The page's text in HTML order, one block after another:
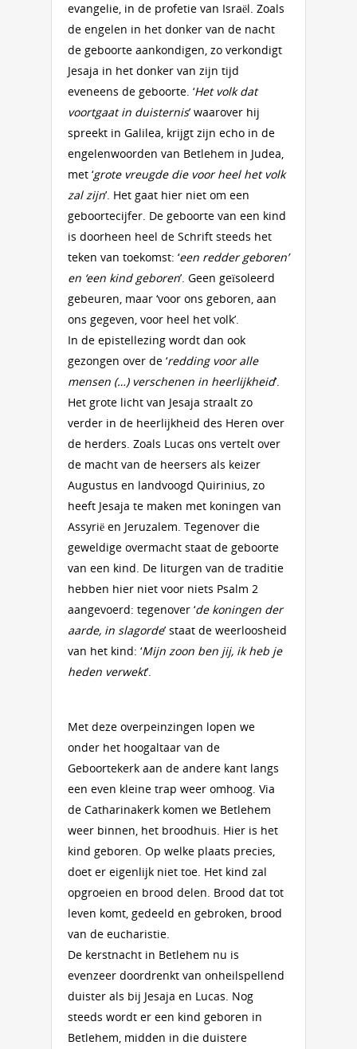
evangelie, in de profetie van Israël. Zoals
de engelen in het donker van de nacht
de geboorte aankondigen, zo verkondigt
Jesaja in het donker van zijn tijd
eveneens de geboorte. ‘Het volk dat
voortgaat in duisternis’ waarover hij
spreekt in Galilea, krijgt zijn echo in de
engelenwoorden van Betlehem in Judea,
met ‘grote vreugde die voor heel het volk
zal zijn’. Het gaat hier niet om een
geboortecijfer. De geboorte van een kind
is doorheen heel de Schrift steeds het
teken van toekomst: ‘een redder geboren’
en ‘een kind geboren’. Geen geïsoleerd
gebeuren, maar ‘voor ons geboren, aan
ons gegeven, voor heel het volk’.
In de epistellezing wordt dan ook
gezongen over de ‘redding voor alle
mensen (…) verschenen in heerlijkheid’.
Het grote licht van Jesaja straalt zo
verder in de heerlijkheid des Heren over
de herders. Zoals Lucas ons vertelt over
de macht van de heersers als keizer
Augustus en landvoogd Quirinius, zo
heeft Jesaja te maken met koningen van
Assyrië en Jeruzalem. Tegenover die
geweldige overmacht staat de geboorte
van een kind. De liturgen van de traditie
hebben hier niet voor niets Psalm 2
aangevoerd: tegenover ‘de koningen der
aarde, in slagorde’ staat de weerloosheid
van het kind: ‘Mijn zoon ben jij, ik heb je
heden verwekt’.
Met deze overpeinzingen lopen we
onder het hoogaltaar van de
Geboortekerk aan de andere kant langs
een even kleine trap weer omhoog. Via
de Catharinakerk komen we Betlehem
weer binnen, het broodhuis. Hier is het
kind geboren. Op welke plaats precies,
doet er eigenlijk niet toe. Het kind zal
opgroeien en brood delen. Brood dat tot
leven komt, gedeeld en gebroken, brood
van de eucharistie.
De kerstnacht in Betlehem nu is
evenzeer doordrenkt van onheilspellend
duister als bij Jesaja en Lucas. Nog
steeds wordt er een kind geboren in
Betlehem, midden in die duistere